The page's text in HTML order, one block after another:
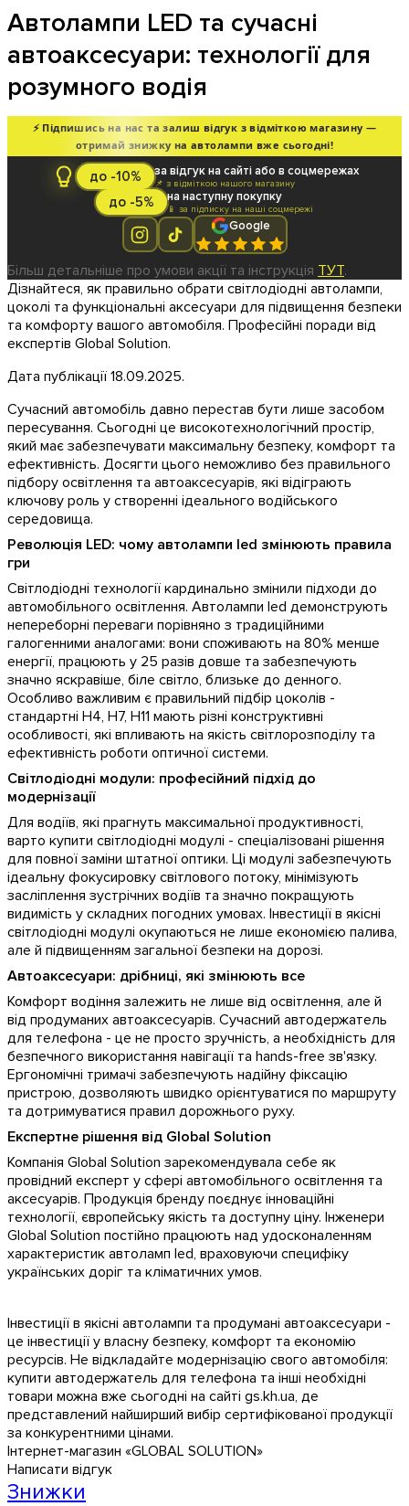
Автолампи LED та сучасні
автоаксесуари: технології для
розумного водія
⚡ Підпишись на нас та залиш відгук з відміткою магазину —
отримай знижку на автолампи вже сьогодні!
до -10% за відгук на сайті або в соцмережах
📌 з відміткою нашого магазину
до -5% на наступну покупку
📱 за підписку на наші соцмережі
Google
Більш детальніше про умови акції та інструкція ТУТ.
Дізнайтеся, як правильно обрати світлодіодні автолампи,
цоколі та функціональні аксесуари для підвищення безпеки
та комфорту вашого автомобіля. Професійні поради від
експертів Global Solution.
Дата публікації 18.09.2025.
Сучасний автомобіль давно перестав бути лише засобом
пересування. Сьогодні це високотехнологічний простір,
який має забезпечувати максимальну безпеку, комфорт та
ефективність. Досягти цього неможливо без правильного
підбору освітлення та автоаксесуарів, які відіграють
ключову роль у створенні ідеального водійського
середовища.
Революція LED: чому автолампи led змінюють правила
гри
Світлодіодні технології кардинально змінили підходи до
автомобільного освітлення. Автолампи led демонструють
непереборні переваги порівняно з традиційними
галогенними аналогами: вони споживають на 80% менше
енергії, працюють у 25 разів довше та забезпечують
значно яскравіше, біле світло, близьке до денного.
Особливо важливим є правильний підбір цоколів -
стандартні H4, H7, H11 мають різні конструктивні
особливості, які впливають на якість світлорозподілу та
ефективність роботи оптичної системи.
Світлодіодні модули: професійний підхід до
модернізації
Для водіїв, які прагнуть максимальної продуктивності,
варто купити світлодіодні модулі - спеціалізовані рішення
для повної заміни штатної оптики. Ці модулі забезпечують
ідеальну фокусировку світлового потоку, мінімізують
засліплення зустрічних водіїв та значно покращують
видимість у складних погодних умовах. Інвестиції в якісні
світлодіодні модулі окупаються не лише економією палива,
але й підвищенням загальної безпеки на дорозі.
Автоаксесуари: дрібниці, які змінюють все
Комфорт водіння залежить не лише від освітлення, але й
від продуманих автоаксесуарів. Сучасний автодержатель
для телефона - це не просто зручність, а необхідність для
безпечного використання навігації та hands-free зв'язку.
Ергономічні тримачі забезпечують надійну фіксацію
пристрою, дозволяють швидко орієнтуватися по маршруту
та дотримуватися правил дорожнього руху.
Експертне рішення від Global Solution
Компанія Global Solution зарекомендувала себе як
провідний експерт у сфері автомобільного освітлення та
аксесуарів. Продукція бренду поєднує інноваційні
технології, європейську якість та доступну ціну. Інженери
Global Solution постійно працюють над удосконаленням
характеристик автоламп led, враховуючи специфіку
українських доріг та кліматичних умов.
Інвестиції в якісні автолампи та продумані автоаксесуари -
це інвестиції у власну безпеку, комфорт та економію
ресурсів. Не відкладайте модернізацію свого автомобіля:
купити автодержатель для телефона та інші необхідні
товари можна вже сьогодні на сайті gs.kh.ua, де
представлений найширший вибір сертифікованої продукції
за конкурентними цінами.
Інтернет-магазин «GLOBAL SOLUTION»
Написати відгук
Знижки